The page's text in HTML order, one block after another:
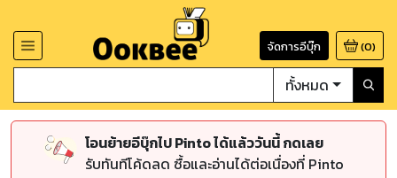
จัดการอีบุ๊ก (0)
ทั้งหมด
โอนย้ายอีบุ๊กไป Pinto ได้แล้ววันนี้ กดเลย
รับทันทีโค้ดลด ซื้อและอ่านได้ต่อเนื่องที่ Pinto